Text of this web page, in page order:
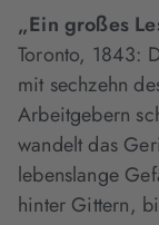
„Ein großes
Toronto, 1843:
mit sechzehn
Arbeitgebern
wandelt das
lebenslange
hinter Gittern,